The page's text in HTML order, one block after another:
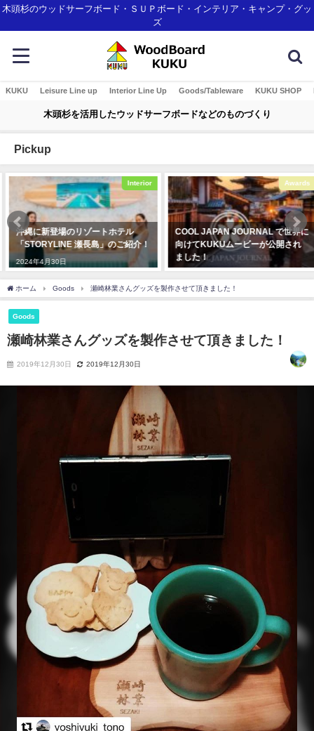
木頭杉のウッドサーフボード・ＳＵＰボード・インテリア・キャンプ・グッ
ズ
KUKU Leisure Line up Interior Line Up Goods/Tableware KUKU SHOP
木頭杉を活用したウッドサーフボードなどのものづくり
Pickup
Interior
沖縄に新登場のリゾートホテル
「STORYLINE 瀬長島」のご紹介！
2024年4月30日
Awards
COOL JAPAN JOURNAL で世界に
向けてKUKUムービーが公開され
ました！
ホーム Goods 瀬崎林業さんグッズを製作させて頂きました！
Goods
瀬崎林業さんグッズを製作させて頂きました！
2019年12月30日 2019年12月30日